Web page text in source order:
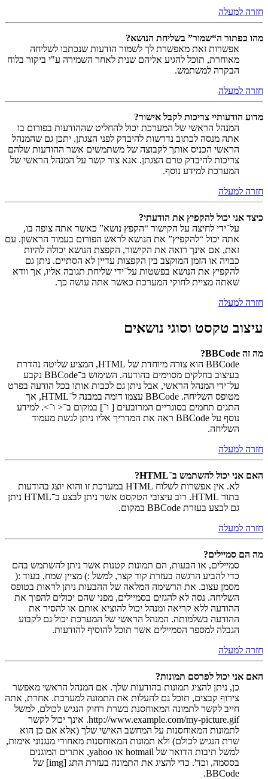
חזרה למעלה
מהו כפתור ה“שמור” בשליחת הנושא?
אפשרות זאת מאפשרת לך לשמור הודעות שנכתבו לשליחה
מאוחרת, תוכל להגיע אליהם שנית לאחר השמירה ע"י ביקור בלוח
הבקרה למשתמש.
חזרה למעלה
מדוע הודעותיי צריכות לקבל אישור?
המנהל הראשי של המערכת יכול להחליט שההודעות בפורום בו
אתה מנסה לכתוב נדרשות להיבדק לפני הצגתן. יתכן גם שהמנהל
הראשי הכניס אותך לקבוצה של משתמשים אשר ההודעות שלהם
צריכות להיבדק טרם הצגתן. אנא צור קשר על המנהל הראשי של
המערכת למידע נוסף.
חזרה למעלה
כיצד אני יכול להקפיץ את הודעתי?
על־ידי לחיצה על הקישור “הקפץ נושא” כאשר אתה צופה בו,
אתה יכול “להקפיץ” את הנושא לראש הפורום בעמוד הראשון. עם
זאת, אם אינך רואה את הקישור, הקפצת הנושא יכולה להיות
כבויה או הזמן המוקצב בין הקפצות עדיין לא הסתיים. ניתן גם
להקפיץ את הנושא בפשטות על־ידי שליחת תגובה אליו, אך וודא
שאתה מציית לחוקי המערכת כאשר אתה עושה כך.
חזרה למעלה
עיצוב טקסט וסוגי נושאים
מה זה BBCode?
BBCode הוא צורה מיוחדת של HTML, המציע שליטה נהדרת
בעיצוב בחלקים מסוימים בהודעה. השימוש ב־BBCode נקבע
על־ידי המנהל הראשי, אבל ניתן גם לכבות אותו בכל הודעה בפרט
מטופס השליחה. BBCode עצמו דומה במבנה ל־HTML, אך
התגים תחמים בסוגריים המרובעים [ ו־] במקום ב־< ו־>. למידע
נוסף על BBCode ראה את המדריך אליו ניתן לגשת מעמוד
השליחה.
חזרה למעלה
האם אני יכול להשתמש ב־HTML?
לא. אין אפשרות לשלוח HTML במערכת זו והוא יוצג בהודעות
בתור HTML. רוב עיצובי הטקסט אשר ניתן לבצע ב־HTML ניתן
גם לבצע בעזרת BBCode במקום.
חזרה למעלה
מה הם סמיילים?
סמיילים, או הבעות, הם תמונות קטנות אשר ניתן להשתמש בהם
כדי להביע הרגשה בעזרת קוד קצר, למשל :) מציין שמח, בעוד :(
מסמן עצוב. את הרשימה המלאה של ההבעות ניתן לראות בטופס
השליחה. נסה לא להגזים בסמיילים, מפני שהם יכולים להפוך את
ההודעה ללא קריאה ומנהל יכול להוציא אותם או להסיר את
ההודעה בשלמותה. המנהל הראשי של המערכת יכול גם לקבוע
הגבלה למספר הסמיילים אשר תוכל להוסיף להודעות.
חזרה למעלה
האם אני יכול לפרסם תמונות?
כן, ניתן להציג תמונות בהודעות שלך. אם המנהל הראשי מאפשר
צירוף קבצים, תוכל גם להעלות את התמונה למערכת. אחרת, אתה
חייב לקשר לתמונה המאוחסנת בשרת רחוק הנגיש לכולם, למשל
http://www.example.com/my-picture.gif. אינך יכול לקשר
לתמונות המאוחסנות על המחשב האישי שלך (אלא אם כן הוא
שרת הנגיש לכולם) ולא תמונות המאוחסנות מאחורי מנגנוני אימות,
למשל תיבות הדואר של hotmail או yahoo, אתרים המוגנים
בססמה, וכד'. כדי להציג את התמונה בעזרת התג [img] של
BBCode.